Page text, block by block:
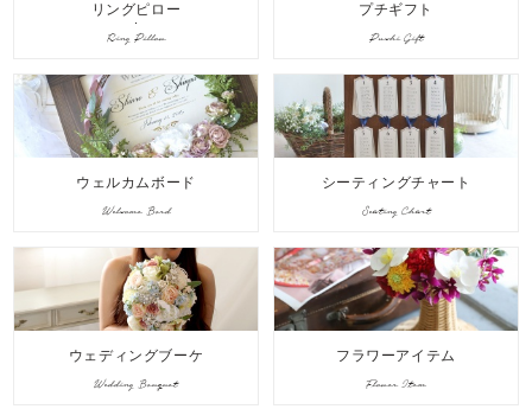
リングピロー
Ring Pillow
プチギフト
Puchi Gift
ウェルカムボード
Welcome Bord
シーティングチャート
Seating Chart
ウェディングブーケ
Wedding Bouquet
フラワーアイテム
Flower Item